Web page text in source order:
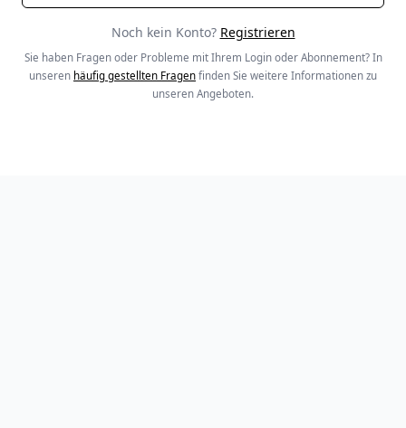
Noch kein Konto? Registrieren
Sie haben Fragen oder Probleme mit Ihrem Login oder Abonnement? In
unseren häufig gestellten Fragen finden Sie weitere Informationen zu
unseren Angeboten.